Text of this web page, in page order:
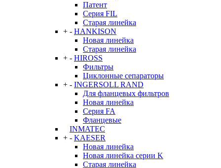
Патент
Серия FIL
Старая линейка
+ - HANKISON
Новая линейка
Старая линейка
+ - HIROSS
Фильтры
Циклонные сепараторы
+ - INGERSOLL RAND
Для фланцевых фильтров
Новая линейка
Серия FA
Фланцевые
INMATEC
+ - KAESER
Новая линейка
Новая линейка серии K
Старая линейка